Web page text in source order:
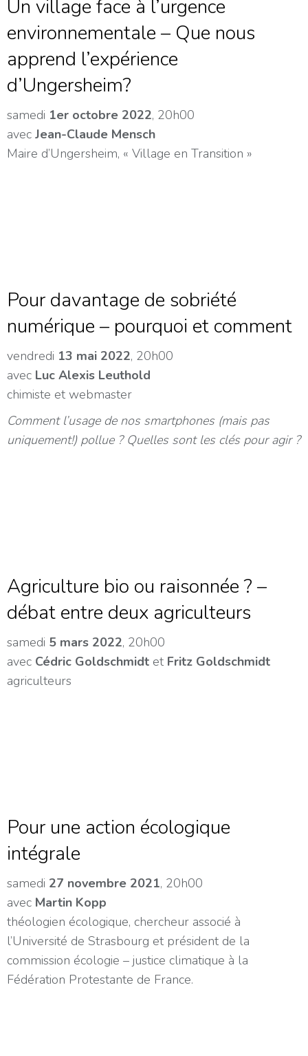
Un village face à l’urgence
environnementale – Que nous
apprend l’expérience
d’Ungersheim?
samedi 1er octobre 2022, 20h00
avec Jean-Claude Mensch
Maire d’Ungersheim, « Village en Transition »
Pour davantage de sobriété
numérique – pourquoi et comment
vendredi 13 mai 2022, 20h00
avec Luc Alexis Leuthold
chimiste et webmaster
Comment l’usage de nos smartphones (mais pas
uniquement!) pollue ? Quelles sont les clés pour agir ?
Agriculture bio ou raisonnée ? –
débat entre deux agriculteurs
samedi 5 mars 2022, 20h00
avec Cédric Goldschmidt et Fritz Goldschmidt
agriculteurs
Pour une action écologique
intégrale
samedi 27 novembre 2021, 20h00
avec Martin Kopp
théologien écologique, chercheur associé à
l’Université de Strasbourg et président de la
commission écologie – justice climatique à la
Fédération Protestante de France.